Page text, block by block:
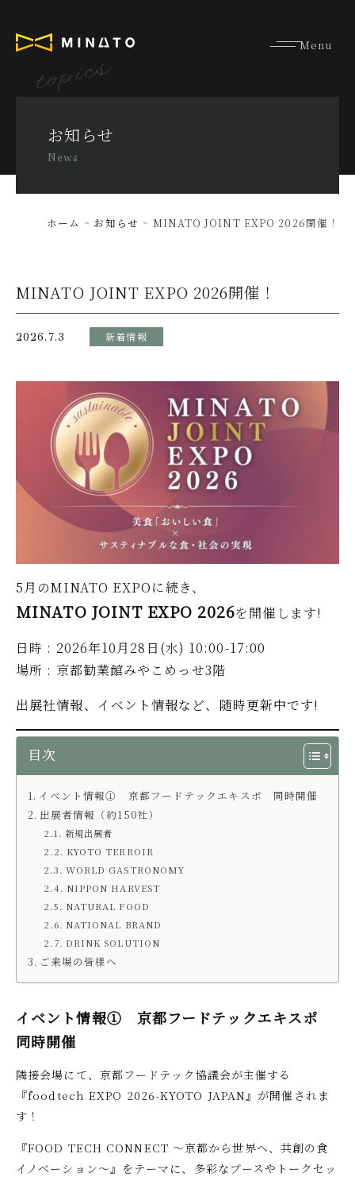
お知らせ
News
topics
ホーム お知らせ MINATO JOINT EXPO 2026開催！
MINATO JOINT EXPO 2026開催！
2026.7.3 新着情報
5月のMINATO EXPOに続き、
MINATO JOINT EXPO 2026を開催します!
日時 : 2026年10月28日(水) 10:00-17:00
場所 : 京都勧業館みやこめっせ3階
出展社情報、イベント情報など、随時更新中です!
目次
イベント情報① 京都フードテックエキスポ 同時開催
出展者情報（約150社）
新規出展者
KYOTO TERROIR
WORLD GASTRONOMY
NIPPON HARVEST
NATURAL FOOD
NATIONAL BRAND
DRINK SOLUTION
ご来場の皆様へ
イベント情報① 京都フードテックエキスポ
同時開催
隣接会場にて、京都フードテック協議会が主催する
『foodtech EXPO 2026-KYOTO JAPAN』が開催されま
す！
『FOOD TECH CONNECT ～京都から世界へ、共創の食
イノベーション～』をテーマに、多彩なブースやトークセッ